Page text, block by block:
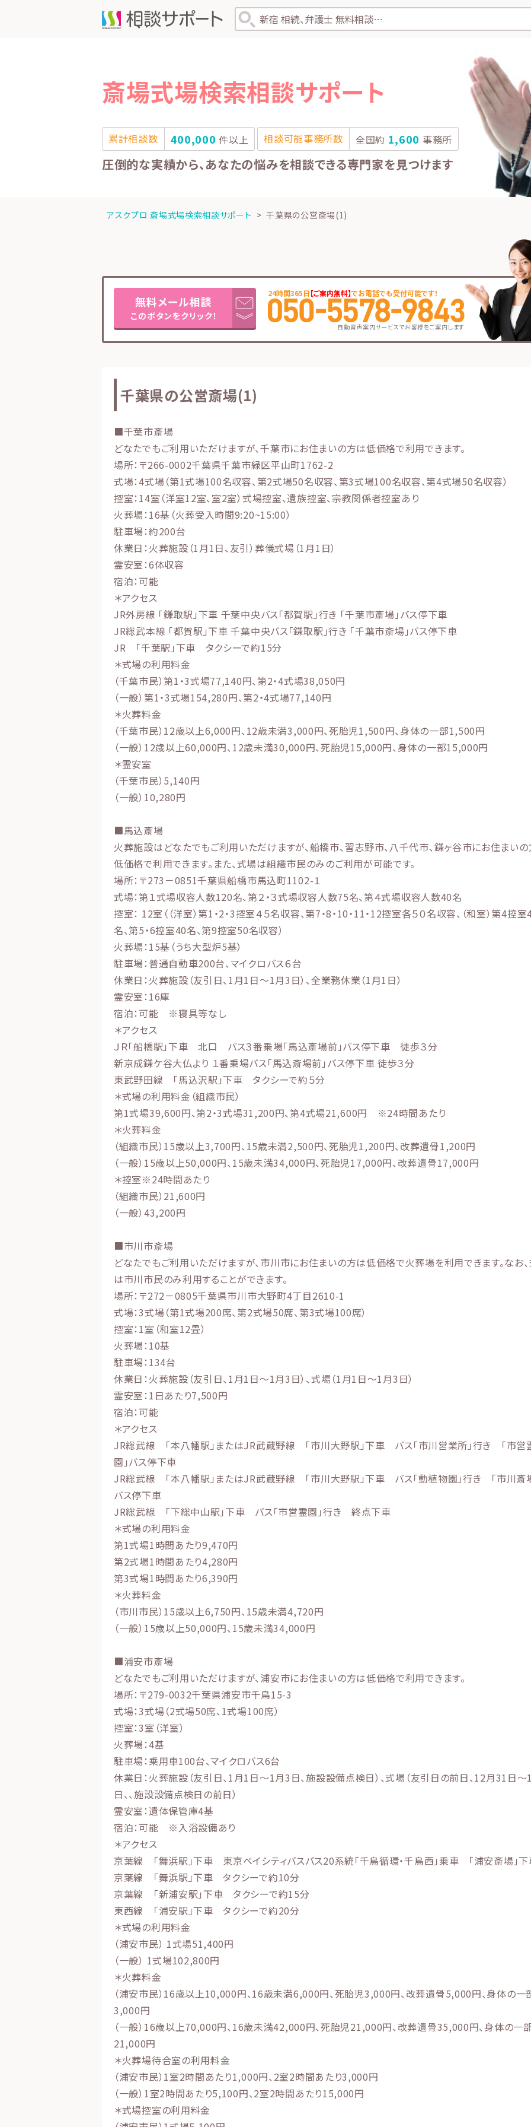
斎場式場検索相談サポート
累計相談数 400,000 件以上 相談可能事務所数 全国約 1,600 事務所
圧倒的な実績から、あなたの悩みを相談できる専門家を見つけます
アスクプロ 斎場式場検索相談サポート 千葉県の公営斎場(1)
無料メール相談
このボタンをクリック！
24時間365日【ご案内無料】でお電話でも受付可能です！
自動音声案内サービスでお客様をご案内します
千葉県の公営斎場(1)
■千葉市斎場
どなたでもご利用いただけますが、千葉市にお住まいの方は低価格で利用できます。
場所：〒266-0002千葉県千葉市緑区平山町1762-2
式場：4式場（第1式場100名収容、第2式場50名収容、第3式場100名収容、第4式場50名収容）
控室：14室（洋室12室、室2室）式場控室、遺族控室、宗教関係者控室あり
火葬場：16基（火葬受入時間9:20~15:00）
駐車場：約200台
休業日：火葬施設（1月1日、友引）葬儀式場（1月1日）
霊安室：6体収容
宿泊：可能
＊アクセス
JR外房線 「鎌取駅」下車 千葉中央バス「都賀駅」行き 「千葉市斎場」バス停下車
JR総武本線 「都賀駅」下車 千葉中央バス「鎌取駅」行き 「千葉市斎場」バス停下車
JR 「千葉駅」下車 タクシーで約15分
＊式場の利用料金
（千葉市民）第1・3式場77,140円、第2・4式場38,050円
（一般）第1・3式場154,280円、第2・4式場77,140円
＊火葬料金
（千葉市民）12歳以上6,000円、12歳未満3,000円、死胎児1,500円、身体の一部1,500円
（一般）12歳以上60,000円、12歳未満30,000円、死胎児15,000円、身体の一部15,000円
＊霊安室
（千葉市民）5,140円
（一般）10,280円
■馬込斎場
火葬施設はどなたでもご利用いただけますが、船橋市、習志野市、八千代市、鎌ヶ谷市にお住まい
低価格で利用できます。また、式場は組織市民のみのご利用が可能です。
場所：〒273－0851千葉県船橋市馬込町1102-１
式場：第１式場収容人数120名、第２・３式場収容人数75名、第４式場収容人数40名
控室： 12室（（洋室）第1・2・3控室４５名収容、第7・8・10・11・12控室各５０名収容、（和室）第4控
名、第5・6控室40名、第9控室50名収容）
火葬場：15基（うち大型炉5基）
駐車場：普通自動車200台、マイクロバス６台
休業日：火葬施設（友引日、1月1日～1月3日）、全業務休業（1月1日）
霊安室：16庫
宿泊：可能 ※寝具等なし
＊アクセス
ＪＲ「船橋駅」下車 北口 バス３番乗場「馬込斎場前」バス停下車 徒歩３分
新京成鎌ケ谷大仏より １番乗場バス「馬込斎場前」バス停下車 徒歩３分
東武野田線 「馬込沢駅」下車 タクシーで約５分
＊式場の利用料金（組織市民）
第1式場39,600円、第2・3式場31,200円、第4式場21,600円 ※24時間あたり
＊火葬料金
（組織市民）15歳以上3,700円、15歳未満2,500円、死胎児1,200円、改葬遺骨1,200円
（一般）15歳以上50,000円、15歳未満34,000円、死胎児17,000円、改葬遺骨17,000円
＊控室※24時間あたり
（組織市民）21,600円
（一般）43,200円
■市川市斎場
どなたでもご利用いただけますが、市川市にお住まいの方は低価格で火葬場を利用できます。なお
は市川市民のみ利用することができます。
場所：〒272－0805千葉県市川市大野町4丁目2610-1
式場：3式場（第1式場200席、第2式場50席、第3式場100席）
控室：1室（和室12畳）
火葬場：10基
駐車場：134台
休業日：火葬施設（友引日、1月1日～1月3日）、式場（1月1日～1月3日）
霊安室：1日あたり7,500円
宿泊：可能
＊アクセス
JR総武線 「本八幡駅」またはJR武蔵野線 「市川大野駅」下車 バス「市川営業所」行き 「市営
園」バス停下車
JR総武線 「本八幡駅」またはJR武蔵野線 「市川大野駅」下車 バス「動植物園」行き 「市川斎
バス停下車
JR総武線 「下総中山駅」下車 バス「市営霊園」行き 終点下車
＊式場の利用料金
第1式場1時間あたり9,470円
第2式場1時間あたり4,280円
第3式場1時間あたり6,390円
＊火葬料金
（市川市民）15歳以上6,750円、15歳未満4,720円
（一般）15歳以上50,000円、15歳未満34,000円
■浦安市斎場
どなたでもご利用いただけますが、浦安市にお住まいの方は低価格で利用できます。
場所：〒279-0032千葉県浦安市千鳥15-3
式場：3式場（2式場50席、1式場100席）
控室：3室（洋室）
火葬場：4基
駐車場：乗用車100台、マイクロバス6台
休業日：火葬施設（友引日、1月1日～1月3日、施設設備点検日）、式場（友引日の前日、12月31日
日、、施設設備点検日の前日）
霊安室：遺体保管庫4基
宿泊：可能 ※入浴設備あり
＊アクセス
京葉線 「舞浜駅」下車 東京ベイシティバスバス20系統「千鳥循環・千鳥西」乗車 「浦安斎場」
京葉線 「舞浜駅」下車 タクシーで約10分
京葉線 「新浦安駅」下車 タクシーで約15分
東西線 「浦安駅」下車 タクシーで約20分
＊式場の利用料金
（浦安市民） 1式場51,400円
（一般） 1式場102,800円
＊火葬料金
（浦安市民）16歳以上10,000円、16歳未満6,000円、死胎児3,000円、改葬遺骨5,000円、身体の一
3,000円
（一般）16歳以上70,000円、16歳未満42,000円、死胎児21,000円、改葬遺骨35,000円、身体の一
21,000円
＊火葬場待合室の利用料金
（浦安市民）1室2時間あたり1,000円、2室2時間あたり3,000円
（一般）1室2時間あたり5,100円、2室2時間あたり15,000円
＊式場控室の利用料金